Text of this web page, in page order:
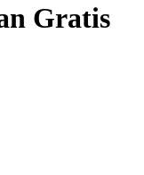
Gratis